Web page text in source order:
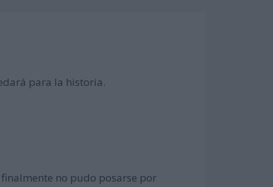
para la historia.
no pudo posarse por